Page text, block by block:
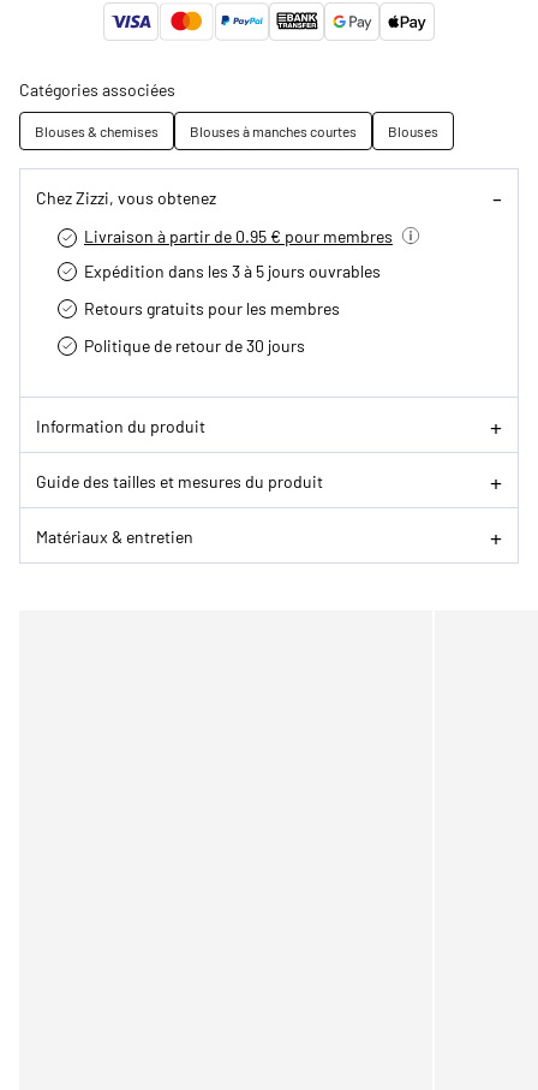
Catégories associées
Blouses & chemises Blouses à manches courtes Blouses
Chez Zizzi, vous obtenez
Livraison à partir de 0.95 € pour membres
Expédition dans les 3 à 5 jours ouvrables
Retours gratuits pour les membres
Politique de retour de 30 jours
Information du produit
Guide des tailles et mesures du produit
Matériaux & entretien